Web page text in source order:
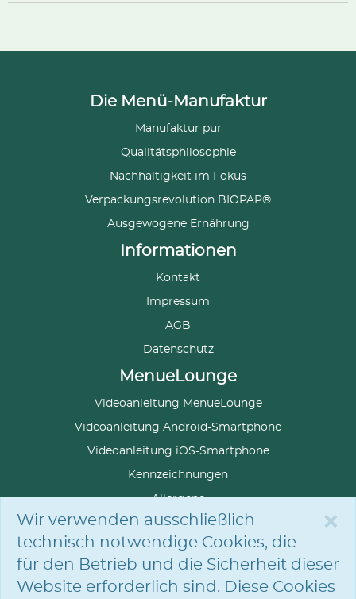
×
Wir verwenden ausschließlich
technisch notwendige Cookies, die
für den Betrieb und die Sicherheit dieser
Website erforderlich sind. Diese Cookies
Die Menü-Manufaktur
Manufaktur pur
Qualitätsphilosophie
Nachhaltigkeit im Fokus
Verpackungsrevolution BIOPAP®
Ausgewogene Ernährung
Informationen
Kontakt
Impressum
AGB
Datenschutz
MenueLounge
Videoanleitung MenueLounge
Videoanleitung Android-Smartphone
Videoanleitung iOS-Smartphone
Kennzeichnungen
Allergene
SPRACHE
AUSWÄHLEN